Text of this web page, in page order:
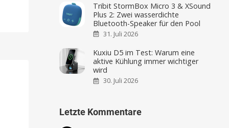
Tribit StormBox Micro 3 & XSound
Plus 2: Zwei wasserdichte
Bluetooth-Speaker für den Pool
31. Juli 2026
Kuxiu D5 im Test: Warum eine
aktive Kühlung immer wichtiger
wird
30. Juli 2026
Letzte Kommentare